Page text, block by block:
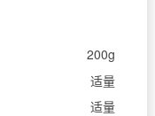
200g
适量
适量